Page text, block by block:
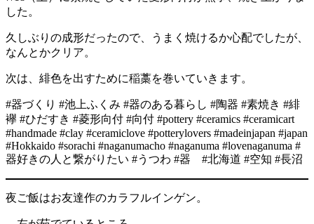
した。
久しぶりの成形だったので、うまく焼けるか心配でしたが、
なんとかクリア。
次は、緋色を出すために稲藁を巻いていきます。
#器づくり #池上ふくみ #器のある暮らし #陶器 #素焼き #緋
襷 #ひだすき #菱形向付 #向付 #pottery #ceramics #ceramicart
#handmade #clay #ceramiclove #potterylovers #madeinjapan #japan
#Hokkaido #sorachi #naganumacho #naganuma #lovenaganuma #
器好きの人と繋がりたい #うつわ #器 #北海道 #空知 #長沼
夜ご飯はお友達作のカラフルインゲン。